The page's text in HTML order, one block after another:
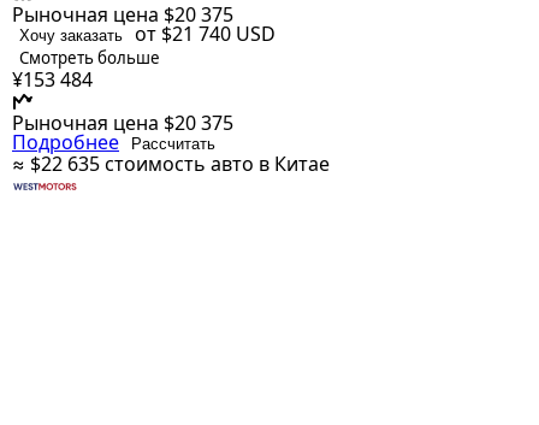
Рыночная цена $20 375
Хочу заказать от $21 740 USD
Смотреть больше
¥153 484
Рыночная цена $20 375
Подробнее Рассчитать
≈ $22 635стоимость авто в Китае